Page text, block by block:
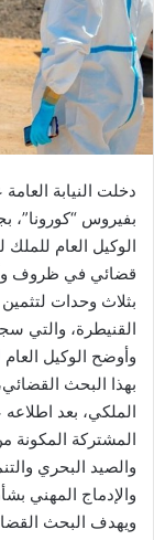
د
ا
ل
ك
ت
و
ن
ي
ا
دخلت النيابة
بفيروس “كورونا”،
الوكيل العام
بثلاث وحدات لتثمين
القنيطرة، والتي
وأوضح الوكيل
بهذا البحث
الملكي، بعد
المشتركة المكونة
والصيد البحري
والإدماج المهني
ويهدف البحث